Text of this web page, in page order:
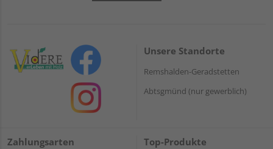
Unsere Standorte
Remshalden-Geradstetten
Abtsgmünd (nur gewerblich)
Zahlungsarten Top-Produkte